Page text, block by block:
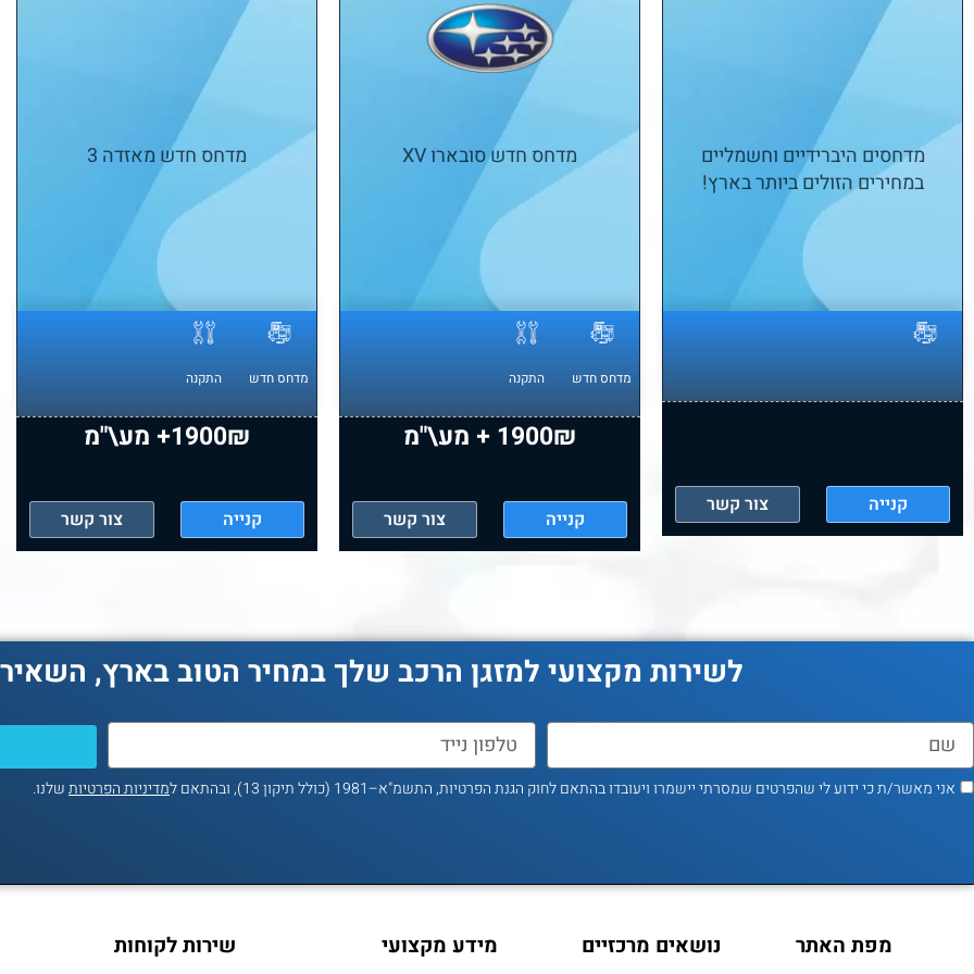
מדחסים היברידיים וחשמליים
במחירים הזולים ביותר בארץ!
קנייה צור קשר
מדחס חדש סובארו XV
מדחס חדש התקנה
1900₪ + מע\"מ
קנייה צור קשר
מדחס חדש מאזדה 3
מדחס חדש התקנה
1900₪+ מע\"מ
קנייה צור קשר
לשירות מקצועי למזגן הרכב שלך במחיר הטוב בארץ,
אני מאשר/ת כי ידוע לי שהפרטים שמסרתי יישמרו ויעובדו בהתאם לחוק הגנת הפרטיות, התשמ"א–1981 (כולל תיקון 13), ובהתאם ל מדיניות הפרטיותשלנו.
מפת האתר נושאים מרכזיים מידע מקצועי שירות לקוחות